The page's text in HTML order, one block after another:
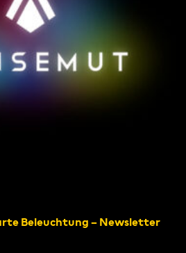
Beleuchtung – Newsletter